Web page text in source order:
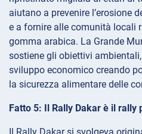
aiutano a prevenire l’erosione
e a fornire alle comunità locali
gomma arabica. La Grande
sostiene gli obiettivi
sviluppo economico creando
la sicurezza alimentare delle
Fatto 5: Il Rally Dakar è il rally